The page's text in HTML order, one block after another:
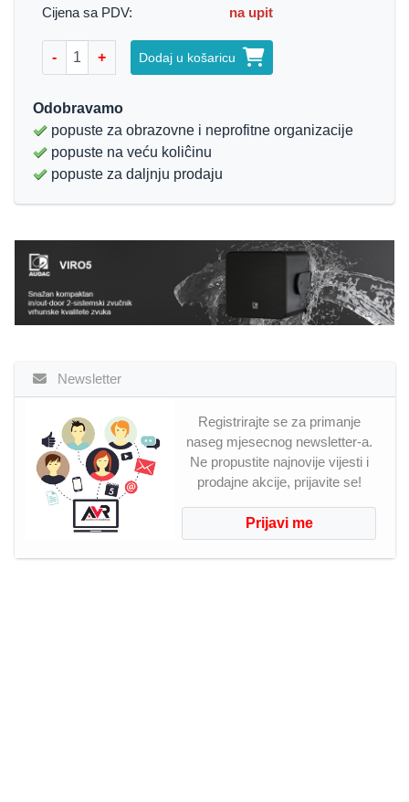
Cijena sa PDV:
na upit
- + Dodaj u košaricu
Odobravamo
popuste za obrazovne i neprofitne organizacije
popuste na veću koliĉinu
popuste za daljnju prodaju
Newsletter
Registrirajte se za primanje
naseg mjesecnog newsletter-a.
Ne propustite najnovije vijesti i
prodajne akcije, prijavite se!
Prijavi me